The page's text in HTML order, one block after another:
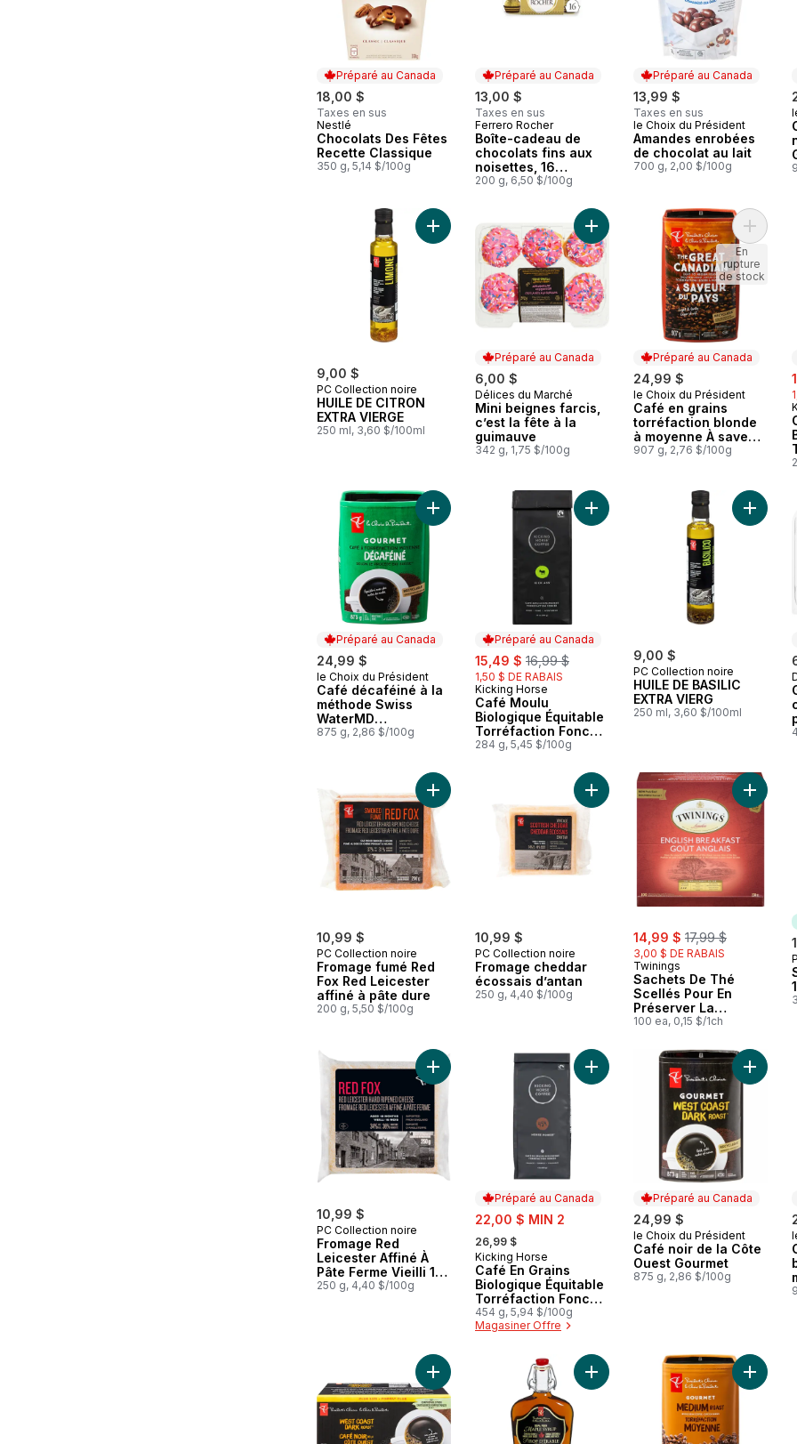
Préparé au Canada
18,00 $
Taxes en sus
Préparé au Canada
Nestlé
Chocolats Des Fêtes
Recette Classique
350 g, 5,14 $/100g
Préparé au Canada
13,00 $
Taxes en sus
Préparé au Canada
Ferrero Rocher
Boîte-cadeau de
chocolats fins aux
noisettes, 16
chocolats emballés
200 g, 6,50 $/100g
Préparé au Canada
13,99 $
Taxes en sus
Préparé au Canada
le Choix du Président
Amandes enrobées
de chocolat au lait
700 g, 2,00 $/100g
9,00 $
PC Collection noire
HUILE DE CITRON
EXTRA VIERGE
250 ml, 3,60 $/100ml
Ajouter HUILE DE CITRON EXTRA VIERGE au panier
Préparé au Canada
6,00 $
Préparé au Canada
Délices du Marché
Mini beignes farcis,
c’est la fête à la
guimauve
342 g, 1,75 $/100g
Ajouter Mini beignes farcis, c’est
Préparé au Canada
24,99 $
Préparé au Canada
le Choix du Président
Café en grains
torréfaction blonde
à moyenne À saveur
du pays
907 g, 2,76 $/100g
Ajouter
En
rupture
de stock
Préparé au Canada
24,99 $
Préparé au Canada
le Choix du Président
Café décaféiné à la
méthode Swiss
WaterMD
torréfaction
875 g, 2,86 $/100g
Ajouter Café décaféiné à la méthode Swiss WaterMD
Préparé au Canada
sale:
15,49 $ , formerly:
16,99 $
1,50 $ DE RABAIS
Préparé au Canada
Kicking Horse
Café Moulu
Biologique Équitable
Torréfaction Foncée,
Kick Ass
284 g, 5,45 $/100g
Ajouter Café Moulu Biologique
9,00 $
PC Collection noire
HUILE DE BASILIC
EXTRA VIERG
250 ml, 3,60 $/100ml
Ajouter
10,99 $
PC Collection noire
Fromage fumé Red
Fox Red Leicester
affiné à pâte dure
200 g, 5,50 $/100g
Ajouter Fromage fumé Red Fox Red Leicester affiné à pâte
10,99 $
PC Collection noire
Fromage cheddar
écossais d’antan
250 g, 4,40 $/100g
Ajouter Fromage cheddar écossais
sale:
14,99 $ , formerly:
17,99 $
3,00 $ DE RABAIS
Twinings
Sachets De Thé
Scellés Pour En
Préserver La
Fraîcheurgoût
100 ea, 0,15 $/1ch
Ajouter
10,99 $
PC Collection noire
Fromage Red
Leicester Affiné À
Pâte Ferme Vieilli 18
Mois
250 g, 4,40 $/100g
Ajouter Fromage Red Leicester Affiné À Pâte Ferme Vieilli 18
Préparé au Canada
sale:
22,00 $ MIN 2
, formerly:
26,99 $
Préparé au Canada
Kicking Horse
Café En Grains
Biologique Équitable
Torréfaction Foncée,
454 Horse Power
454 g, 5,94 $/100g
Magasiner Offre
Ajouter Café En Grains Biologique
Préparé au Canada
24,99 $
Préparé au Canada
le Choix du Président
Café noir de la Côte
Ouest Gourmet
875 g, 2,86 $/100g
Ajouter
Ajouter Cartouches individuelles de Café noir de la côte
Ajouter Sirop d’érable 100 % pur
Ajouter